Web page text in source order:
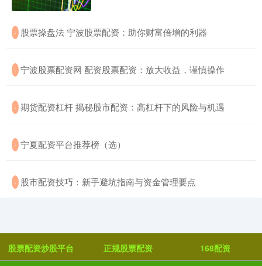
· ​股票操盘法 宁波股票配资：助你财富倍增的利器
· ​宁波股票配资网 配资股票配资：放大收益，谨慎操作
· ​期货配资杠杆 揭秘股市配资：高杠杆下的风险与机遇
· ​宁夏配资平台推荐榜（选）
· ​股市配资技巧：新手避坑指南与资金管理要点
股票配资炒股平台 正规股票配资 168配资